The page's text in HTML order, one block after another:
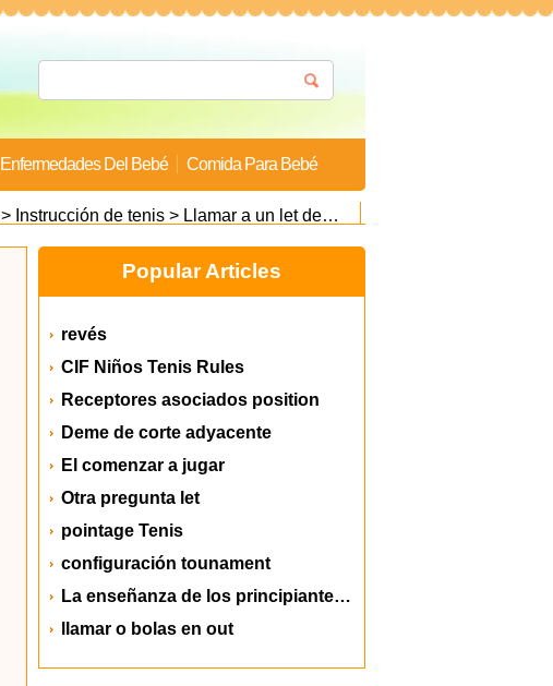
Enfermedades Del Bebé Comida Para Bebé
> Instrucción de tenis > Llamar a un let después de dar a su oponente una niñera
Popular Articles
revés
CIF Niños Tenis Rules
Receptores asociados position
Deme de corte adyacente
El comenzar a jugar
Otra pregunta let
pointage Tenis
configuración tounament
La enseñanza de los principiantes - serve
llamar o bolas en out